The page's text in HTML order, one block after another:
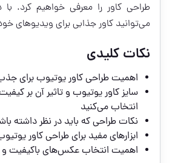
طراحی کاور را معرفی خواهیم کرد. با
می‌توانید کاور جذابی برای ویدیوهای
نکات کلیدی
اهمیت طراحی کاور یوتیوب برای
سایز کاور یوتیوب و تاثیر آن بر
انتخاب می‌کنید
نکات طراحی که باید در نظر داشته
ابزارهای مفید برای طراحی کاور
اهمیت انتخاب عکس‌های باکیفیت و